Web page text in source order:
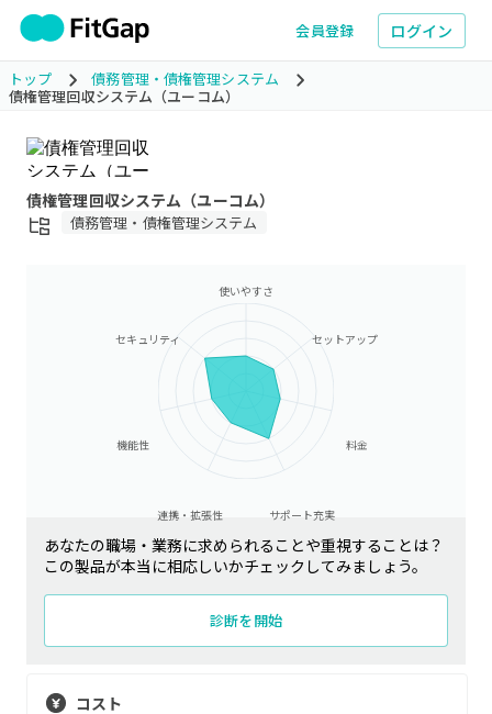
会員登録 ログイン
トップ
債務管理・債権管理システム
債権管理回収システム（ユーコム）
債権管理回収システム（ユーコム）
債務管理・債権管理システム
使いやすさ
セットアップ
料金
サポート充実
連携・拡張性
機能性
セキュリティ
あなたの職場・業務に求められることや重視することは？
この製品が本当に相応しいかチェックしてみましょう。
診断を開始
コスト